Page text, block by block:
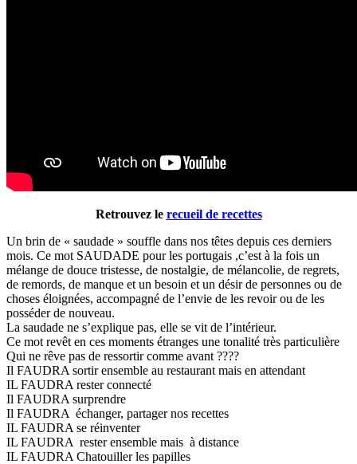
Retrouvez le recueil de recettes
Un brin de « saudade » souffle dans nos têtes depuis ces derniers
mois. Ce mot SAUDADE pour les portugais ,c’est à la fois un
mélange de douce tristesse, de nostalgie, de mélancolie, de regrets,
de remords, de manque et un besoin et un désir de personnes ou de
choses éloignées, accompagné de l’envie de les revoir ou de les
posséder de nouveau.
La saudade ne s’explique pas, elle se vit de l’intérieur.
Ce mot revêt en ces moments étranges une tonalité très particulière
Qui ne rêve pas de ressortir comme avant ????
Il FAUDRA sortir ensemble au restaurant mais en attendant
IL FAUDRA rester connecté
Il FAUDRA surprendre
Il FAUDRA échanger, partager nos recettes
IL FAUDRA se réinventer
IL FAUDRA rester ensemble mais à distance
IL FAUDRA Chatouiller les papilles